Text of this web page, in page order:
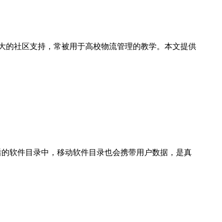
的社区支持，常被用于高校物流管理的教学。本文提供
软件目录中，移动软件目录也会携带用户数据，是真